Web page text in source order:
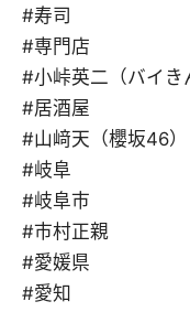
#寿司
#専門店
#小峠英二（バイき
#居酒屋
#山﨑天（櫻坂46）
#岐阜
#岐阜市
#市村正親
#愛媛県
#愛知